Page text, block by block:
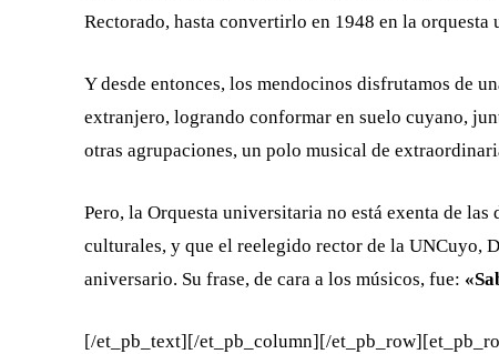
Rectorado, hasta convertirlo en 1948 en la orquesta
Y desde entonces, los mendocinos disfrutamos de
extranjero, logrando conformar en suelo cuyano,
otras agrupaciones, un polo musical de
Pero, la Orquesta universitaria no está exenta de
culturales, y que el reelegido rector de la UNCuyo,
aniversario. Su frase, de cara a los músicos, fue:
[/et_pb_text][/et_pb_column][/